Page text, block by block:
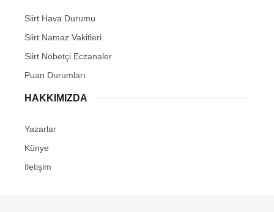
Siirt Hava Durumu
Siirt Namaz Vakitleri
Siirt Nöbetçi Eczanaler
Puan Durumları
HAKKIMIZDA
Yazarlar
Künye
İletişim